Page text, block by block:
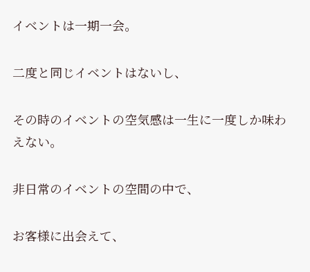
イベントは一期一会。
二度と同じイベントはないし、
その時のイベントの空気感は一生に一度しか味わ
えない。
非日常のイベントの空間の中で、
お客様に出会えて、